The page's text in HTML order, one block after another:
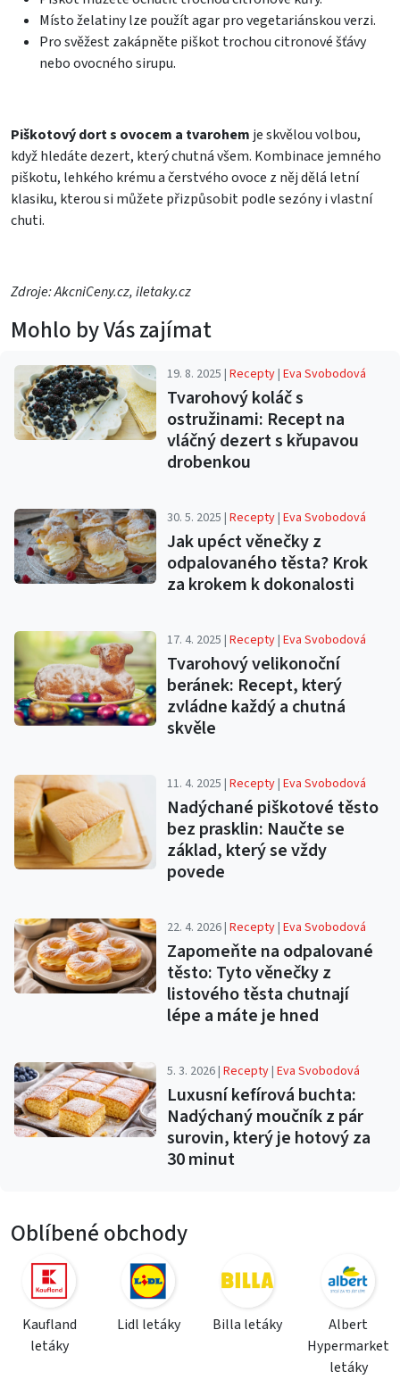
Místo želatiny lze použít agar pro vegetariánskou verzi.
Pro svěžest zakápněte piškot trochou citronové šťávy
nebo ovocného sirupu.
Piškotový dort s ovocem a tvarohem je skvělou volbou,
když hledáte dezert, který chutná všem. Kombinace jemného
piškotu, lehkého krému a čerstvého ovoce z něj dělá letní
klasiku, kterou si můžete přizpůsobit podle sezóny i vlastní
chuti.
Zdroje: AkcniCeny.cz, iletaky.cz
Mohlo by Vás zajímat
19. 8. 2025 |Recepty|Eva Svobodová
Tvarohový koláč s
ostružinami: Recept na
vláčný dezert s křupavou
drobenkou
30. 5. 2025 |Recepty|Eva Svobodová
Jak upéct věnečky z
odpalovaného těsta? Krok
za krokem k dokonalosti
17. 4. 2025 |Recepty|Eva Svobodová
Tvarohový velikonoční
beránek: Recept, který
zvládne každý a chutná
skvěle
11. 4. 2025 |Recepty|Eva Svobodová
Nadýchané piškotové těsto
bez prasklin: Naučte se
základ, který se vždy
povede
22. 4. 2026 |Recepty|Eva Svobodová
Zapomeňte na odpalované
těsto: Tyto věnečky z
listového těsta chutnají
lépe a máte je hned
5. 3. 2026 |Recepty|Eva Svobodová
Luxusní kefírová buchta:
Nadýchaný moučník z pár
surovin, který je hotový za
30 minut
Oblíbené obchody
Kaufland
letáky
Lidl letáky Billa letáky
Albert
Hypermarket
letáky